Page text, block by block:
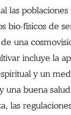
las
bio-físicos de
una
incluye la
y un
una buena
las